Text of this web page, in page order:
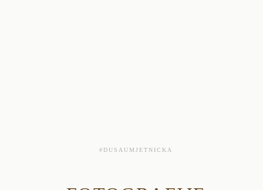
#DUSAUMJETNICKA